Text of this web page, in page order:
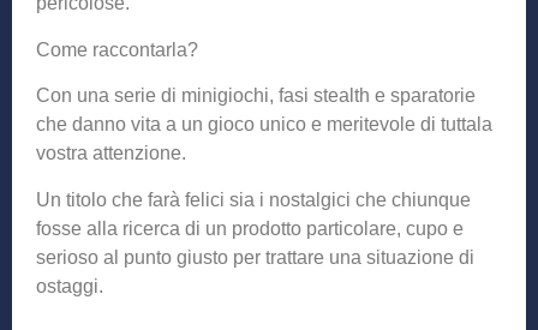
Come raccontarla?
Con una serie di minigiochi, fasi stealth e sparatorie
che danno vita a un gioco unico e meritevole di tuttala
vostra attenzione.
Un titolo che farà felici sia i nostalgici che chiunque
fosse alla ricerca di un prodotto particolare, cupo e
serioso al punto giusto per trattare una situazione di
ostaggi.